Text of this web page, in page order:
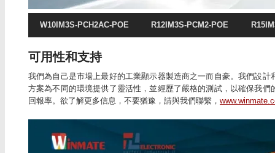
W10IM3S-PCH2AC-POE R12IM3S-PCM2-POE
可用性和支持
我們為自己是市場上最好的工業顯示器製造商之一而自豪。我們設
方案為不同的環境提供了靈活性，並經歷了嚴格的測試，以確保我
回報率。欲了解更多信息，不要猶豫，請與我們聯繫，